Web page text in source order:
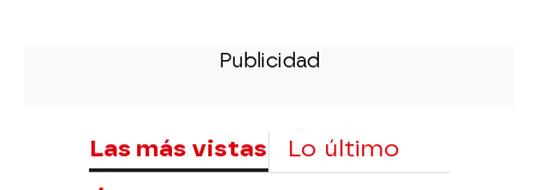
Las más vistas Lo último